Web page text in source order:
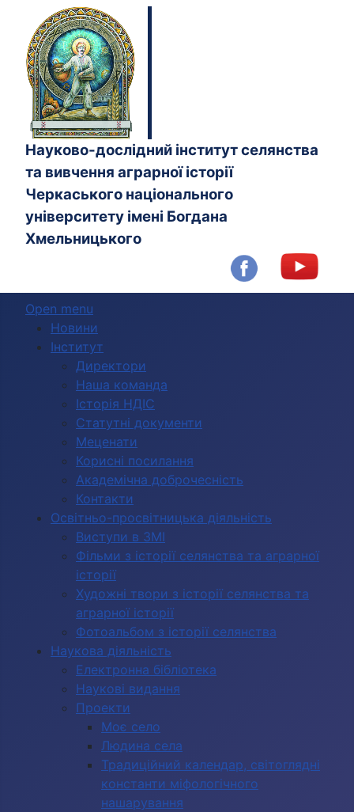
Науково-дослідний інститут селянства
та вивчення аграрної історії
Черкаського національного
університету імені Богдана
Хмельницького
Open menu
Новини
Інститут
Директори
Наша команда
Історія НДІС
Статутні документи
Меценати
Корисні посилання
Академічна доброчесність
Контакти
Освітньо-просвітницька діяльність
Виступи в ЗМІ
Фільми з історії селянства та аграрної
історії
Художні твори з історії селянства та
аграрної історії
Фотоальбом з історії селянства
Наукова діяльність
Електронна бібліотека
Наукові видання
Проекти
Моє село
Людина села
Традиційний календар, світоглядні
константи міфологічного
нашарування